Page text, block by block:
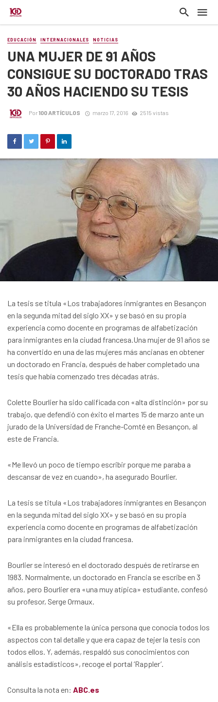
EDUCACIÓN INTERNACIONALES NOTICIAS
UNA MUJER DE 91 AÑOS
CONSIGUE SU DOCTORADO TRAS
30 AÑOS HACIENDO SU TESIS
Por100 ARTÍCULOS marzo 17, 2016 2515 vistas
La tesis se titula «Los trabajadores inmigrantes en Besançon
en la segunda mitad del siglo XX» y se basó en su propia
experiencia como docente en programas de alfabetización
para inmigrantes en la ciudad francesa.Una mujer de 91 años se
ha convertido en una de las mujeres más ancianas en obtener
un doctorado en Francia, después de haber completado una
tesis que había comenzado tres décadas atrás.
Colette Bourlier ha sido calificada con «alta distinción» por su
trabajo, que defendió con éxito el martes 15 de marzo ante un
jurado de la Universidad de Franche-Comté en Besançon, al
este de Francia.
«Me llevó un poco de tiempo escribir porque me paraba a
descansar de vez en cuando», ha asegurado Bourlier.
La tesis se titula «Los trabajadores inmigrantes en Besançon
en la segunda mitad del siglo XX» y se basó en su propia
experiencia como docente en programas de alfabetización
para inmigrantes en la ciudad francesa.
Bourlier se interesó en el doctorado después de retirarse en
1983. Normalmente, un doctorado en Francia se escribe en 3
años, pero Bourlier era «una muy atípica» estudiante, confesó
su profesor, Serge Ormaux.
«Ella es probablemente la única persona que conocía todos los
aspectos con tal detalle y que era capaz de tejer la tesis con
todos ellos. Y, además, respaldó sus conocimientos con
análisis estadísticos», recoge el portal ‘Rappler’.
Consulta la nota en: ABC.es